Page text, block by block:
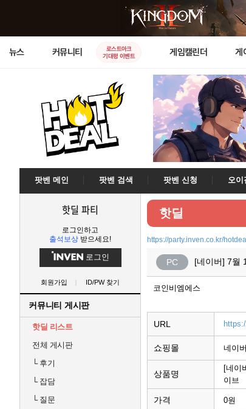
뉴스 커뮤니티
로스트아크
기대평 이벤트
게임캘린더 게
팟벤 메인 팟벤 검색 팟벤 신청 오이
핫딜 파티
로그인하고
출석보상 받으세요!
로그인
회원가입 ID/PW 찾기
커뮤니티 게시판
핫딜 리스트
전체 게시판
└후기
└잡담
└질문
핫딜
https://party.inven.co.kr/
PC [네이버] 7월
코인비엠에스
URL
쇼핑몰 네이
상품명
[네이
이브
가격 0원